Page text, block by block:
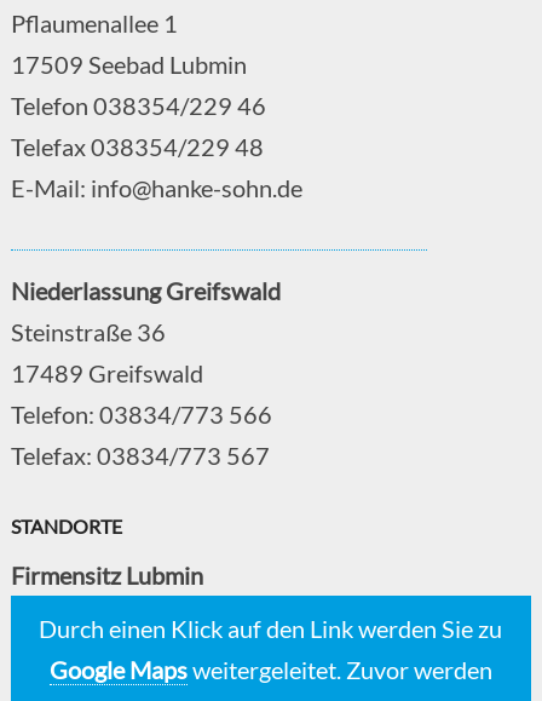
Pflaumenallee 1
17509 Seebad Lubmin
Telefon 038354/229 46
Telefax 038354/229 48
E-Mail: info@hanke-sohn.de
Niederlassung Greifswald
Steinstraße 36
17489 Greifswald
Telefon: 03834/773 566
Telefax: 03834/773 567
STANDORTE
Firmensitz Lubmin
Durch einen Klick auf den Link werden Sie zu
Google Mapsweitergeleitet. Zuvor werden